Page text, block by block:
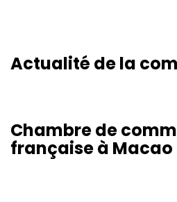
Actualité de la
Chambre de
française à Macao